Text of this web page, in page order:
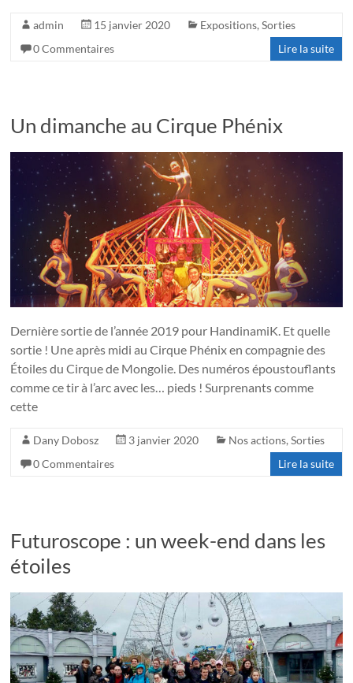
admin 15 janvier 2020 Expositions,Sorties
0 Commentaires
Lire la suite
Un dimanche au Cirque Phénix
Dernière sortie de l’année 2019 pour HandinamiK. Et quelle
sortie ! Une après midi au Cirque Phénix en compagnie des
Étoiles du Cirque de Mongolie. Des numéros époustouflants
comme ce tir à l’arc avec les… pieds ! Surprenants comme
cette
Dany Dobosz 3 janvier 2020 Nos actions,Sorties
0 Commentaires
Lire la suite
Futuroscope : un week-end dans les
étoiles